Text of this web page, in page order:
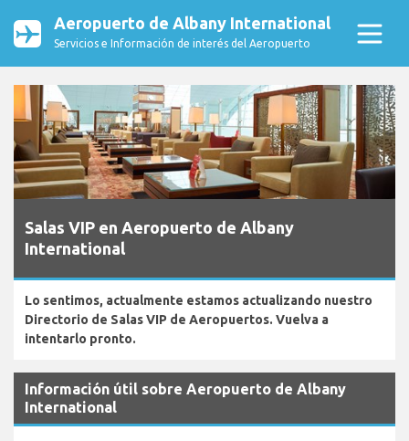
Aeropuerto de Albany International
Servicios e Información de interés del Aeropuerto
Salas VIP en Aeropuerto de Albany
International
Lo sentimos, actualmente estamos actualizando nuestro
Directorio de Salas VIP de Aeropuertos. Vuelva a
intentarlo pronto.
Información útil sobre Aeropuerto de Albany
International